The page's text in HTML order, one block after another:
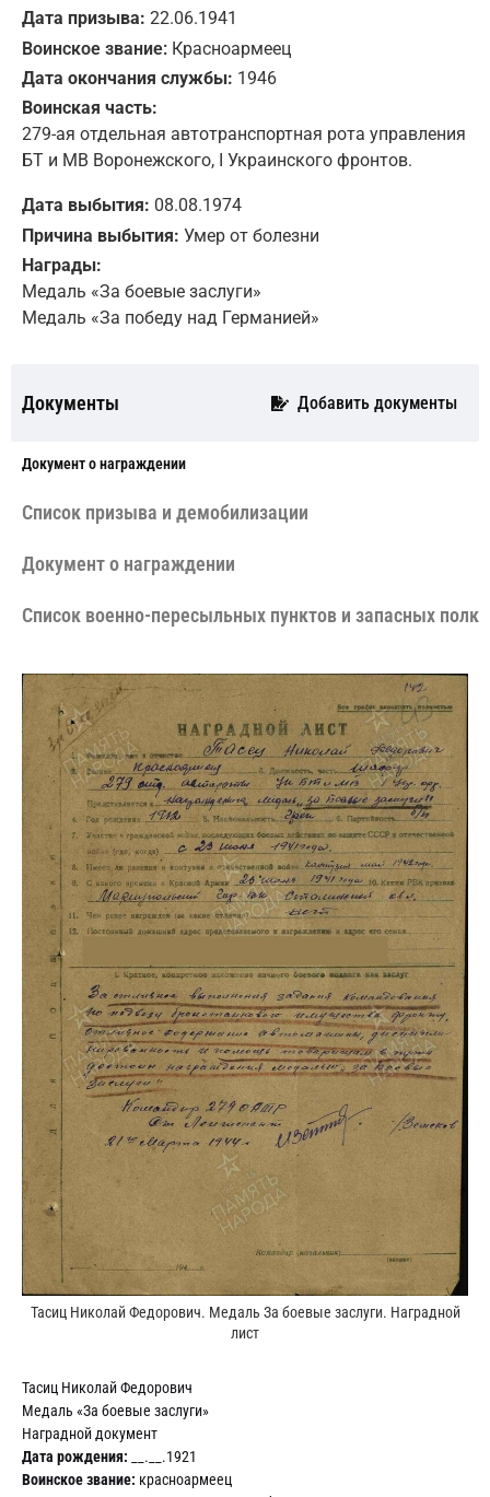
Дата призыва: 22.06.1941
Воинское звание: Красноармеец
Дата окончания службы: 1946
Воинская часть:
279-ая отдельная автотранспортная рота управления
БТ и МВ Воронежского, I Украинского фронтов.
Дата выбытия: 08.08.1974
Причина выбытия: Умер от болезни
Награды:
Медаль «За боевые заслуги»
Медаль «За победу над Германией»
Документы Добавить документы
Документ о награждении
Cписок призыва и демобилизации
Документ о награждении
Cписок военно-пересыльных пунктов и запасных
Тасиц Николай Федорович. Медаль За боевые заслуги. Наградной
лист
Тасиц Николай Федорович
Медаль «За боевые заслуги»
Наградной документ
Дата рождения: __.__.1921
Воинское звание: красноармеец